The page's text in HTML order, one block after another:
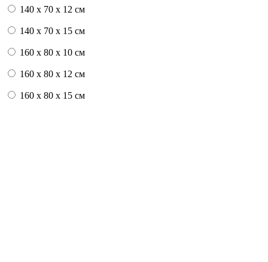
140 x 70 x 12 см
140 x 70 x 15 см
160 x 80 x 10 см
160 x 80 x 12 см
160 x 80 x 15 см